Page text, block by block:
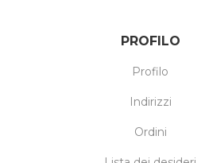
PROFILO
Profilo
Indirizzi
Ordini